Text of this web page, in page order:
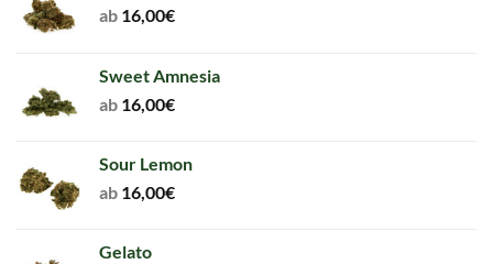
ab 16,00€
Sweet Amnesia
ab 16,00€
Sour Lemon
ab 16,00€
Gelato